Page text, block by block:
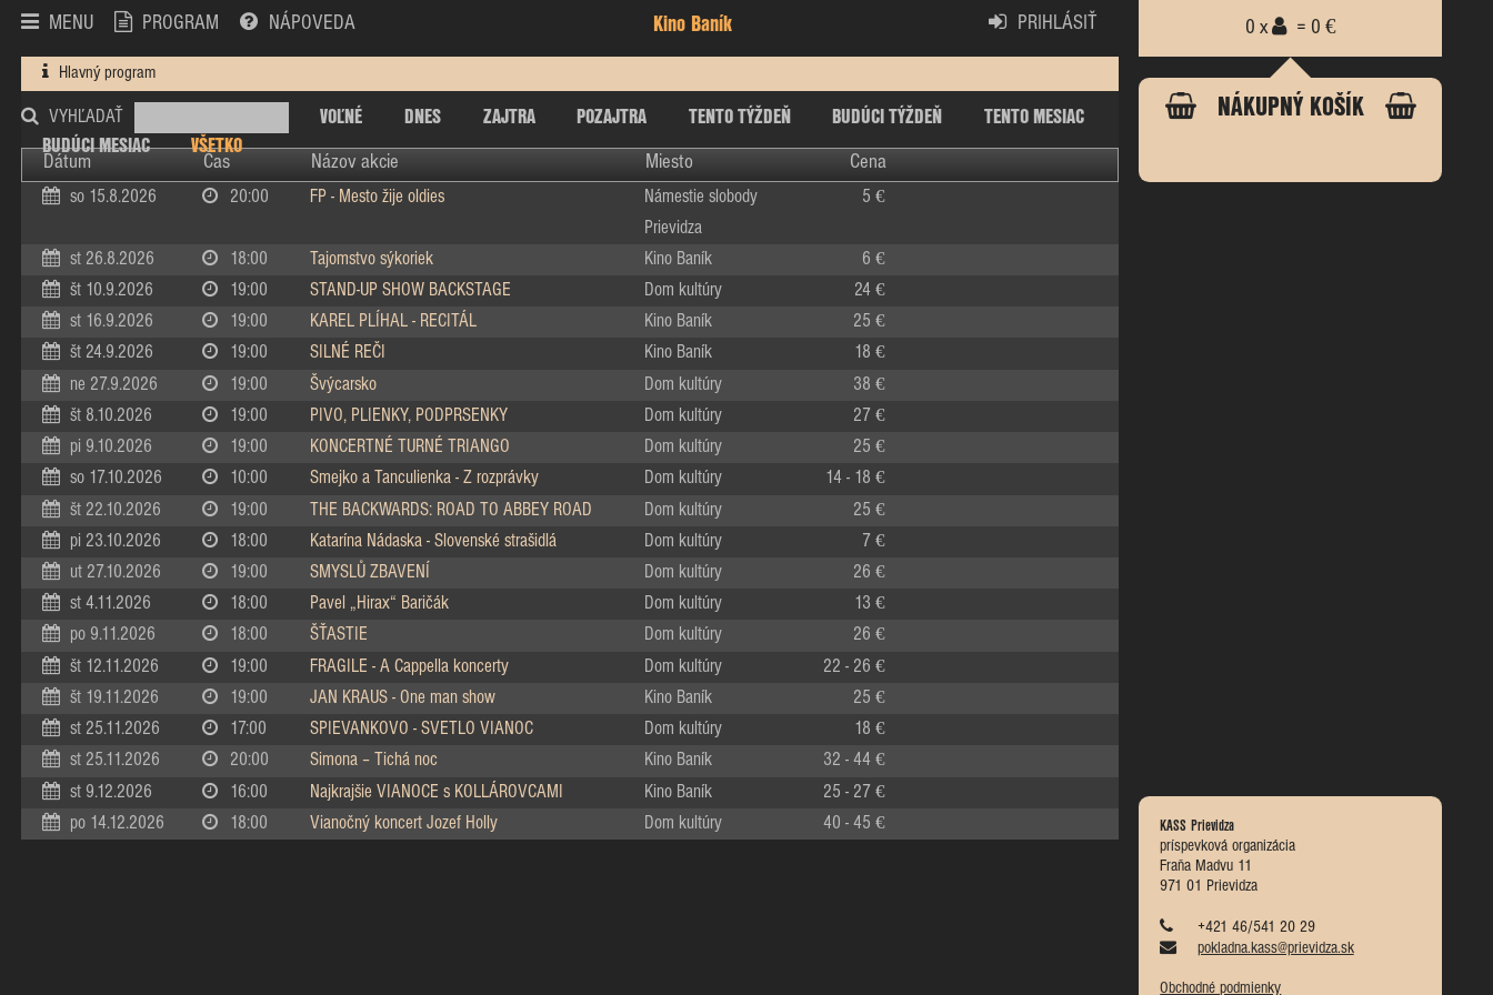
MENU PROGRAM NÁPOVEDA Kino Baník PRIHLÁSIŤ
Hlavný program
VYHĽADAŤ VOĽNÉ DNES ZAJTRA POZAJTRA TENTO TÝŽDEŇ BUDÚCI TÝŽDEŇ
TENTO MESIAC
BUDÚCI MESIAC
VŠETKO
Dátum Čas Názov akcie Miesto Cena
0 x = 0 €
NÁKUPNÝ KOŠÍK
KASS Prievidza
príspevková organizácia
Fraňa Madvu 11
971 01 Prievidza
+421 46/541 20 29
pokladna.kass@prievidza.sk
Obchodné podmienky
so 15.8.2026 20:00 FP - Mesto žije oldies
Námestie slobody
Prievidza
5 €
st 26.8.2026 18:00 Tajomstvo sýkoriek Kino Baník 6 €
št 10.9.2026 19:00 STAND-UP SHOW BACKSTAGE Dom kultúry 24 €
st 16.9.2026 19:00 KAREL PLÍHAL - RECITÁL Kino Baník 25 €
št 24.9.2026 19:00 SILNÉ REČI Kino Baník 18 €
ne 27.9.2026 19:00 Švýcarsko Dom kultúry 38 €
št 8.10.2026 19:00 PIVO, PLIENKY, PODPRSENKY Dom kultúry 27 €
pi 9.10.2026 19:00 KONCERTNÉ TURNÉ TRIANGO Dom kultúry 25 €
so 17.10.2026 10:00 Smejko a Tanculienka - Z rozprávky Dom kultúry 14 - 18 €
št 22.10.2026 19:00 THE BACKWARDS: ROAD TO ABBEY ROAD Dom kultúry 25 €
pi 23.10.2026 18:00 Katarína Nádaska - Slovenské strašidlá Dom kultúry 7 €
ut 27.10.2026 19:00 SMYSLŮ ZBAVENÍ Dom kultúry 26 €
st 4.11.2026 18:00 Pavel „Hirax“ Baričák Dom kultúry 13 €
po 9.11.2026 18:00 ŠŤASTIE Dom kultúry 26 €
št 12.11.2026 19:00 FRAGILE - A Cappella koncerty Dom kultúry 22 - 26 €
št 19.11.2026 19:00 JAN KRAUS - One man show Kino Baník 25 €
st 25.11.2026 17:00 SPIEVANKOVO - SVETLO VIANOC Dom kultúry 18 €
st 25.11.2026 20:00 Simona – Tichá noc Kino Baník 32 - 44 €
st 9.12.2026 16:00 Najkrajšie VIANOCE s KOLLÁROVCAMI Kino Baník 25 - 27 €
po 14.12.2026 18:00 Vianočný koncert Jozef Holly Dom kultúry 40 - 45 €